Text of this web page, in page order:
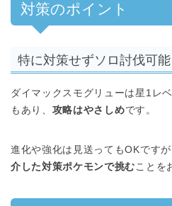
対策のポイント
特に対策せずソロ討伐可能
ダイマックスモグリューは星1レ
もあり、 攻略はやさしめです。
進化や強化は見送ってもOKですが
介した対策ポケモンで挑むことを